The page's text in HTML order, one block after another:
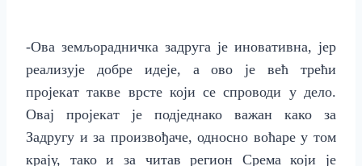
-Ова земљорадничка задруга је иновативна, јер
реализује добре идеје, а ово је већ трећи
пројекат такве врсте који се спроводи у дело.
Овај пројекат је подједнако важан како за
Задругу и за произвођаче, односно воћаре у том
крају, тако и за читав регион Срема који је